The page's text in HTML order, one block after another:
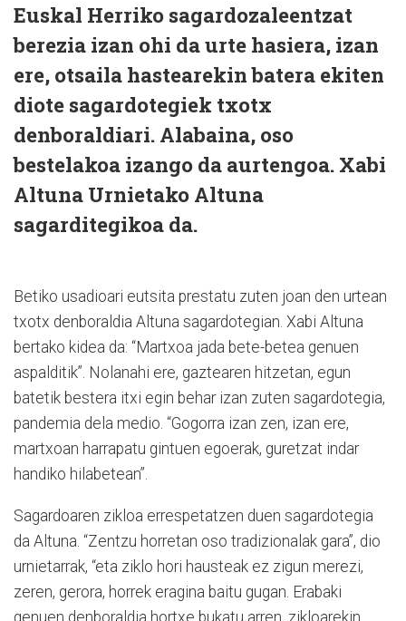
Euskal Herriko sagardozaleentzat
berezia izan ohi da urte hasiera, izan
ere, otsaila hastearekin batera ekiten
diote sagardotegiek txotx
denboraldiari. Alabaina, oso
bestelakoa izango da aurtengoa. Xabi
Altuna Urnietako Altuna
sagarditegikoa da.
Betiko usadioari eutsita prestatu zuten joan den urtean
txotx denboraldia Altuna sagardotegian. Xabi Altuna
bertako kidea da: “Martxoa jada bete-betea genuen
aspalditik”. Nolanahi ere, gaztearen hitzetan, egun
batetik bestera itxi egin behar izan zuten sagardotegia,
pandemia dela medio. “Gogorra izan zen, izan ere,
martxoan harrapatu gintuen egoerak, guretzat indar
handiko hilabetean”.
Sagardoaren zikloa errespetatzen duen sagardotegia
da Altuna. “Zentzu horretan oso tradizionalak gara”, dio
urnietarrak, “eta ziklo hori hausteak ez zigun merezi,
zeren, gerora, horrek eragina baitu gugan. Erabaki
genuen denboraldia hortxe bukatu arren, zikloarekin